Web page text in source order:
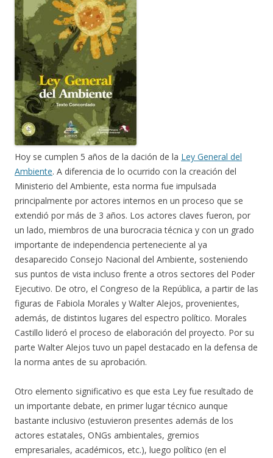
Hoy se cumplen 5 años de la dación de la Ley General del
Ambiente. A diferencia de lo ocurrido con la creación del
Ministerio del Ambiente, esta norma fue impulsada
principalmente por actores internos en un proceso que se
extendió por más de 3 años. Los actores claves fueron, por
un lado, miembros de una burocracia técnica y con un grado
importante de independencia perteneciente al ya
desaparecido Consejo Nacional del Ambiente, sosteniendo
sus puntos de vista incluso frente a otros sectores del Poder
Ejecutivo. De otro, el Congreso de la República, a partir de las
figuras de Fabiola Morales y Walter Alejos, provenientes,
además, de distintos lugares del espectro político. Morales
Castillo lideró el proceso de elaboración del proyecto. Por su
parte Walter Alejos tuvo un papel destacado en la defensa de
la norma antes de su aprobación.
Otro elemento significativo es que esta Ley fue resultado de
un importante debate, en primer lugar técnico aunque
bastante inclusivo (estuvieron presentes además de los
actores estatales, ONGs ambientales, gremios
empresariales, académicos, etc.), luego político (en el